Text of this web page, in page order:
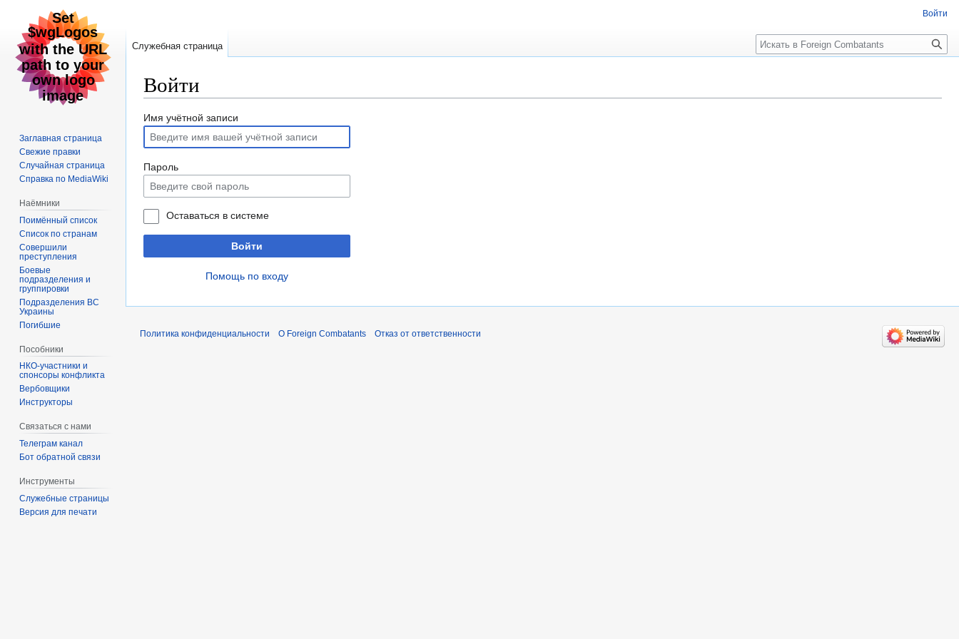
Войти
Перейти
навигации
Перейти
поиску
Имя учётной записи
Пароль
Оставаться в системе
Войти
Помощь по входу
Войти
Служебная страница
Заглавная страница
Свежие правки
Случайная страница
Справка по MediaWiki
Наёмники
Поимённый список
Список по странам
Совершили
преступления
Боевые
подразделения и
группировки
Подразделения ВС
Украины
Погибшие
Пособники
спонсоры конфликта
‏‎Вербовщики
Инструкторы
Связаться с нами
Телеграм канал
Бот обратной связи
Инструменты
Служебные страницы
Версия для печати
Политика конфиденциальности О Foreign Combatants Отказ от ответственности